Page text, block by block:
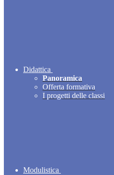
Didattica
Panoramica
Offerta formativa
I progetti delle classi
Modulistica